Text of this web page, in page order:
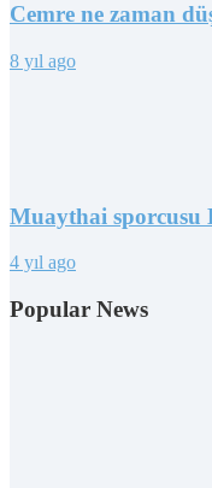
Cemre ne zaman
8 yıl ago
Muaythai sporcusu
4 yıl ago
Popular News